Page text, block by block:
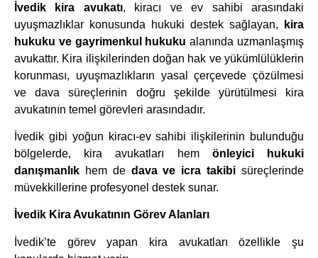
İvedik kira avukatı, kiracı ve ev sahibi arasındaki
uyuşmazlıklar konusunda hukuki destek sağlayan,
kira
hukuku ve gayrimenkul hukuku alanında uzmanlaşmış
avukattır. Kira ilişkilerinden doğan hak ve yükümlülüklerin
korunması, uyuşmazlıkların yasal çerçevede çözülmesi
ve dava süreçlerinin doğru şekilde yürütülmesi kira
avukatının temel görevleri arasındadır.
İvedik gibi yoğun kiracı-ev sahibi ilişkilerinin bulunduğu
bölgelerde, kira avukatları hem önleyici hukuki
danışmanlık hem de dava ve icra takibi süreçlerinde
müvekkillerine profesyonel destek sunar.
İvedik Kira Avukatının Görev Alanları
İvedik’te görev yapan kira avukatları özellikle şu